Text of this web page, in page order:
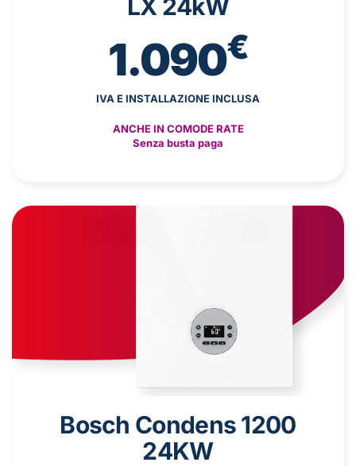
LX 24kW
1.090€
IVA E INSTALLAZIONE INCLUSA
ANCHE IN COMODE RATE
Senza busta paga
Bosch Condens 1200
24KW